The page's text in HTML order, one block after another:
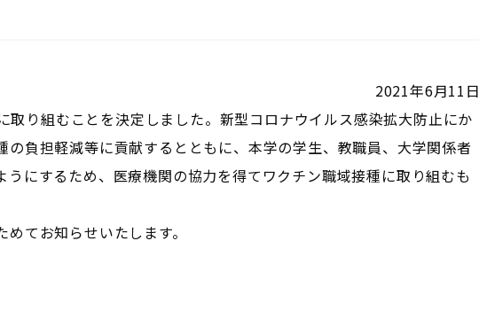
2021年6月11日
り組むことを決定しました。新型コロナウイルス感染拡大防止にか
負担軽減等に貢献するとともに、本学の学生、教職員、大学関係者
にするため、医療機関の協力を得てワクチン職域接種に取り組むも
てお知らせいたします。